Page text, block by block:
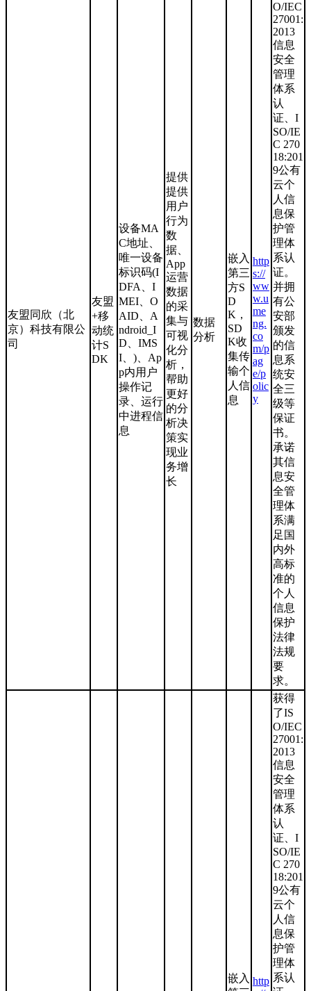
友盟同欣（北
京）科技有限公
司
友盟
+移
动统
计S
DK
设备MA
C地址、
唯一设备
标识码(I
DFA、I
MEI、O
AID、A
ndroid_I
D、IMS
I、)、Ap
p内用户
操作记
录、运行
中进程信
息
提供
提供
用户
行为
数
据、
App
运营
数据
的采
集与
可视
化分
析，
帮助
更好
的分
析决
策实
现业
务增
长
数据
分析
嵌入
第三
方S
D
K，
SD
K收
集传
输个
人信
息
http
s://
ww
w.u
me
ng.
co
m/p
ag
e/p
olic
y
O/IEC
27001:
2013
信息
安全
管理
体系
认
证、I
SO/IE
C 270
18:201
9公有
云个
人信
息保
护管
理体
系认
证。
并拥
有公
安部
颁发
的信
息系
统安
全三
级等
保证
书。
承诺
其信
息安
全管
理体
系满
足国
内外
高标
准的
个人
信息
保护
法律
法规
要
求。
嵌入 http
获得
了IS
O/IEC
27001:
2013
信息
安全
管理
体系
认
证、I
SO/IE
C 270
18:201
9公有
云个
人信
息保
护管
理体
系认